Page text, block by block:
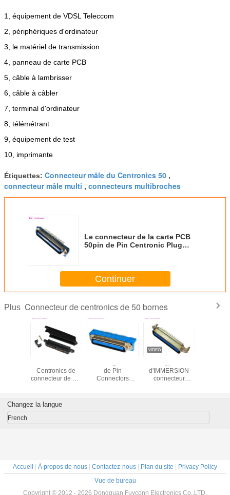
1, équipement de VDSL Teleccom
2, périphériques d'ordinateur
3, le matériel de transmission
4, panneau de carte PCB
5, câble à lambrisser
6, câble à câbler
7, terminal d'ordinateur
8, télémétrant
9, équipement de test
10, imprimante
Étiquettes: Connecteur mâle du Centronics 50 ,
connecteur mâle multi , connecteurs multibroches
Le connecteur de la carte PCB
50pin de Pin Centronic Plug
Continuer
Plus Connecteur de centronics de 50 bornes
capot
Centronics de
connecteur de Pin
IDC de 25 paires
de Pin
Connectors
2.16mm de carte
d'IMMERSION
connecteur
PCB de mâle
de conseil
Changez la langue
French
Accueil À propos de nous Contactez-nous Plan du site
Privacy Policy
Vue de bureau
Copyright © 2012 - 2026 Dongguan Fuyconn Electronics Co,.LTD.